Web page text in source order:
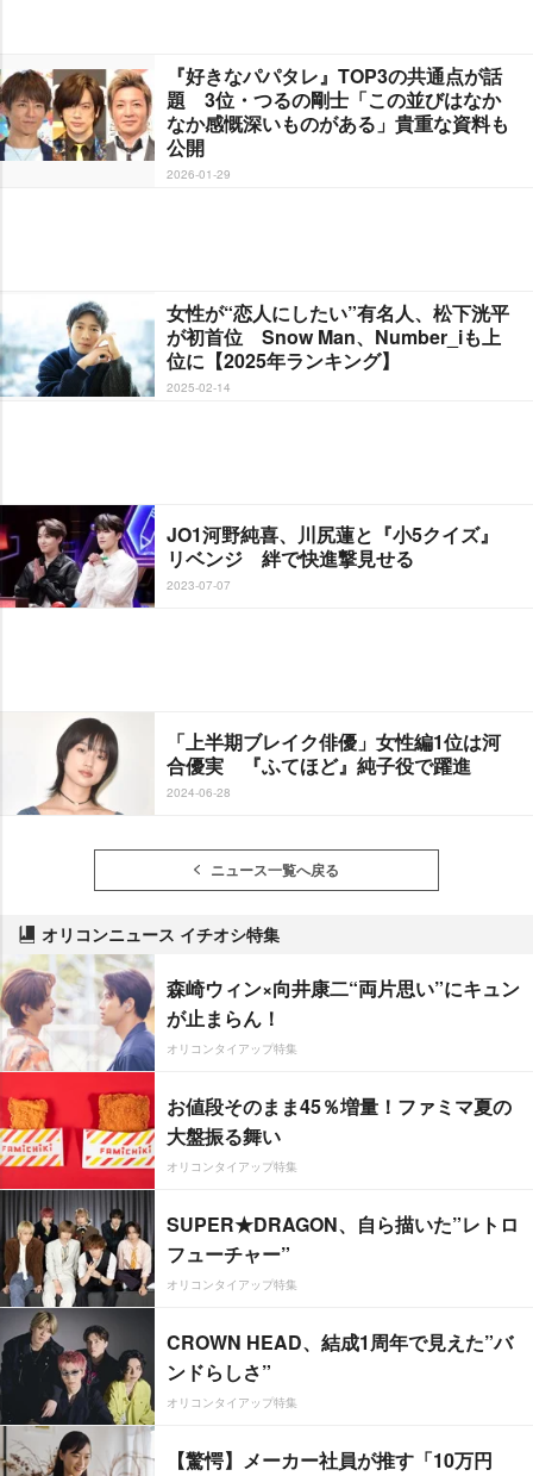
『好きなパパタレ』TOP3の共通点が話
題 3位・つるの剛士「この並びはなか
なか感慨深いものがある」貴重な資料も
公開
2026-01-29
女性が“恋人にしたい”有名人、松下洸平
が初首位 Snow Man、Number_iも上
位に【2025年ランキング】
2025-02-14
JO1河野純喜、川尻蓮と『小5クイズ』
リベンジ 絆で快進撃見せる
2023-07-07
「上半期ブレイク俳優」女性編1位は河
合優実 『ふてほど』純子役で躍進
2024-06-28
ニュース一覧へ戻る
オリコンニュース イチオシ特集
森崎ウィン×向井康二“両片思い”にキュン
が止まらん！
オリコンタイアップ特集
お値段そのまま45％増量！ファミマ夏の
大盤振る舞い
オリコンタイアップ特集
SUPER★DRAGON、自ら描いた”レトロ
フューチャー”
オリコンタイアップ特集
CROWN HEAD、結成1周年で見えた”バ
ンドらしさ”
オリコンタイアップ特集
【驚愕】メーカー社員が推す「10万円